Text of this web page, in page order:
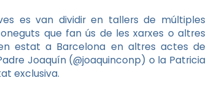
es van dividir en tallers de múltiples
que fan ús de les xarxes o altres
estat a Barcelona en altres actes de
Joaquín (@joaquinconp) o la Patricia
exclusiva.